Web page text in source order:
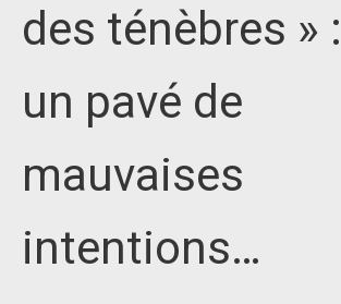
des ténèbres » :
un pavé de
mauvaises
intentions…